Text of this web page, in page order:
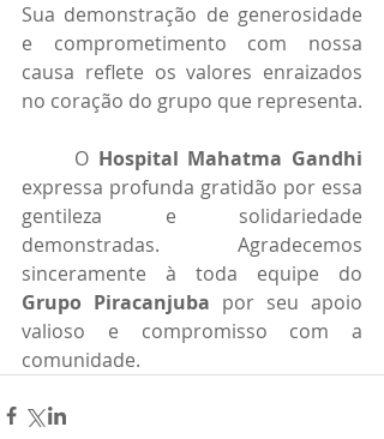
Sua demonstração de generosidade
e comprometimento com nossa
causa reflete os valores enraizados
no coração do grupo que representa.
	O
Hospital Mahatma Gandhi
expressa profunda gratidão por essa
gentileza e solidariedade
demonstradas. Agradecemos
Grupo Piracanjuba por seu apoio
valioso e compromisso com a
comunidade.